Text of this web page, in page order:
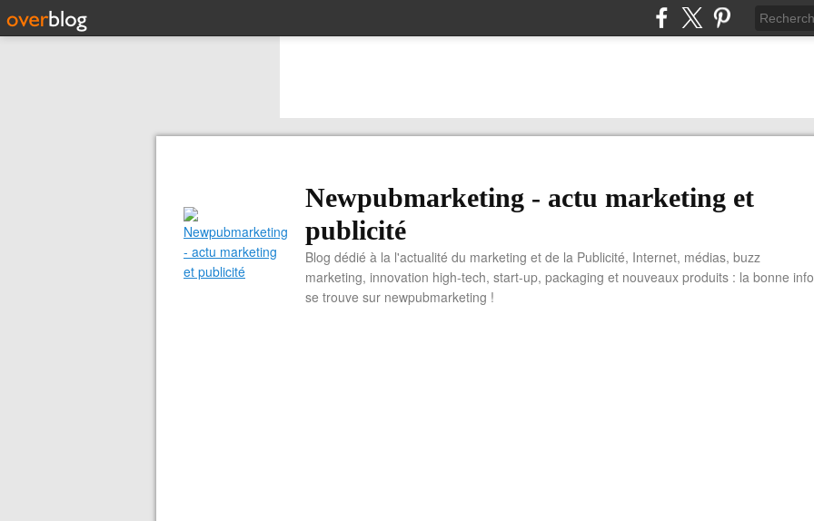
Newpubmarketing - actu marketing et
publicité
Blog dédié à la l'actualité du marketing et de la Publicité, Internet, médias, buzz
marketing, innovation high-tech, start-up, packaging et nouveaux produits : la bonne info
se trouve sur newpubmarketing !